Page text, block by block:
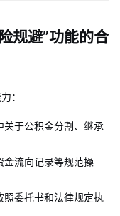
规避”功能的合
：
关于公积金分割、继承
金流向记录等规范操
委托书和法律规定执